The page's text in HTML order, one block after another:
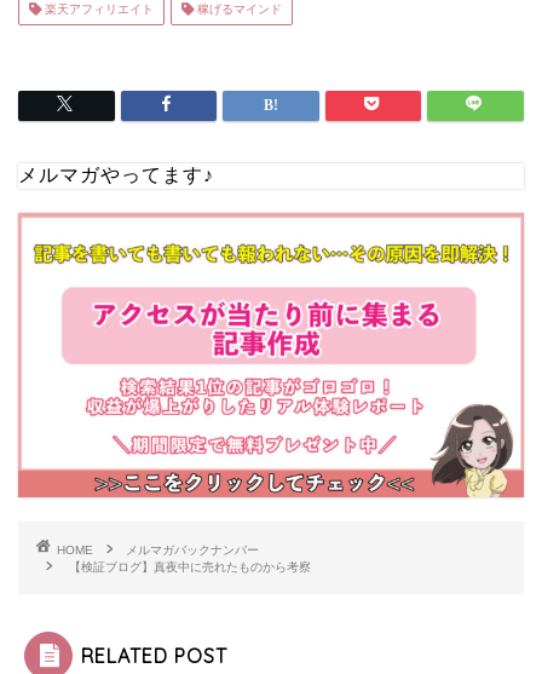
楽天アフィリエイト 稼げるマインド
メルマガやってます♪
HOME
メルマガバックナンバー
【検証ブログ】真夜中に売れたものから考察
RELATED POST